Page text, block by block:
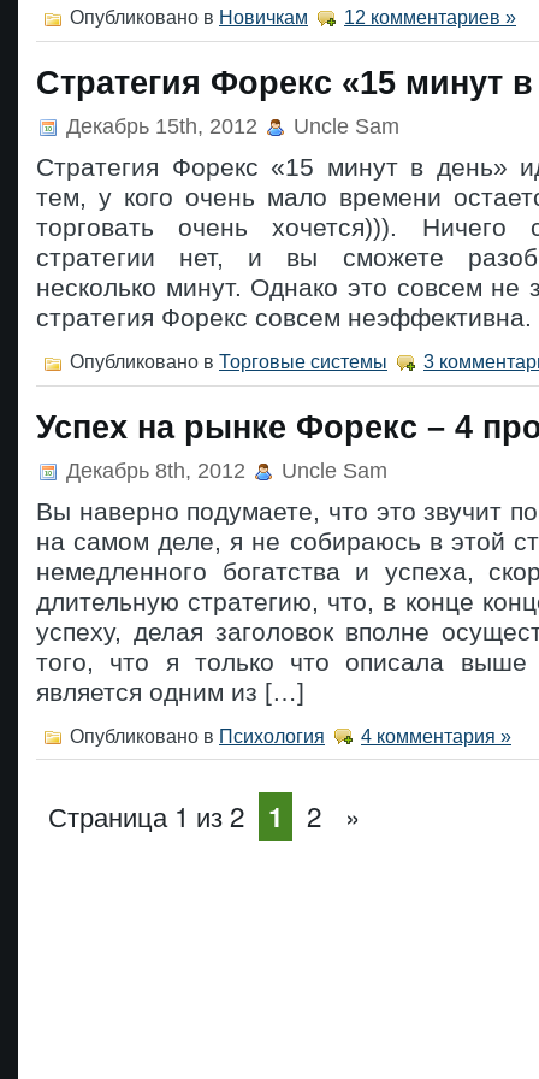
Опубликовано в Новичкам 12 комментариев »
Стратегия Форекс «15 минут
Декабрь 15th, 2012 Uncle Sam
Стратегия Форекс «15 минут в день»
тем, у кого очень мало времени
торговать очень хочется))). Ничего
стратегии нет, и вы сможете
несколько минут. Однако это совсем не
стратегия Форекс совсем неэффективна.
Опубликовано в Торговые системы 3
Успех на рынке Форекс – 4
Декабрь 8th, 2012 Uncle Sam
Вы наверно подумаете, что это звучит
на самом деле, я не собираюсь в этой
немедленного богатства и успеха,
длительную стратегию, что, в конце
успеху, делая заголовок вполне
того, что я только что описала выше
является одним из […]
Опубликовано в Психология 4 комментария »
Страница 1 из 2 1 2 »